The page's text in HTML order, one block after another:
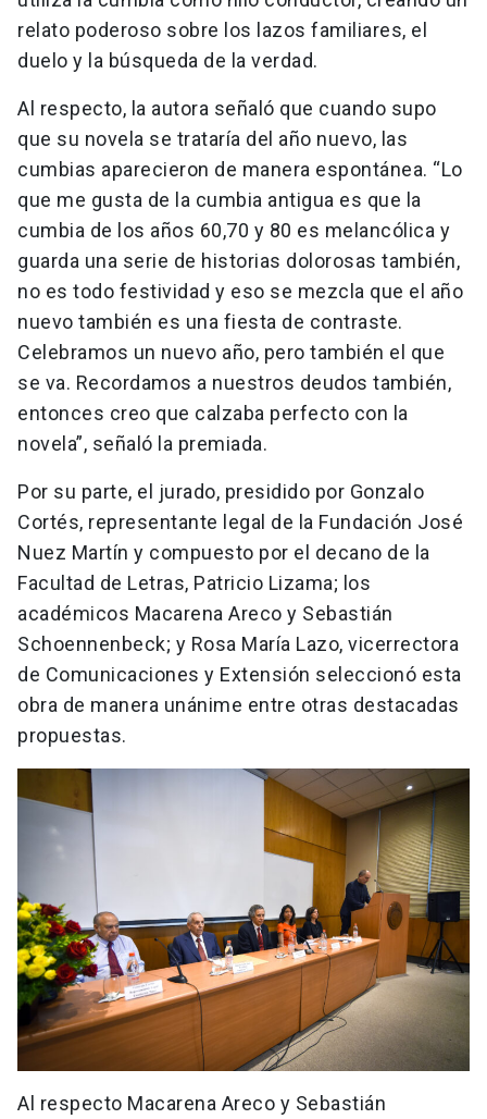
relato poderoso sobre los lazos familiares, el
duelo y la búsqueda de la verdad.
Al respecto, la autora señaló que cuando supo
que su novela se trataría del año nuevo, las
cumbias aparecieron de manera espontánea. “Lo
que me gusta de la cumbia antigua es que la
cumbia de los años 60,70 y 80 es melancólica y
guarda una serie de historias dolorosas también,
no es todo festividad y eso se mezcla que el año
nuevo también es una fiesta de contraste.
Celebramos un nuevo año, pero también el que
se va. Recordamos a nuestros deudos también,
entonces creo que calzaba perfecto con la
novela”, señaló la premiada.
Por su parte, el jurado, presidido por Gonzalo
Cortés, representante legal de la Fundación José
Nuez Martín y compuesto por el decano de la
Facultad de Letras, Patricio Lizama; los
académicos Macarena Areco y Sebastián
Schoennenbeck; y Rosa María Lazo, vicerrectora
de Comunicaciones y Extensión seleccionó esta
obra de manera unánime entre otras destacadas
propuestas.
Al respecto Macarena Areco y Sebastián